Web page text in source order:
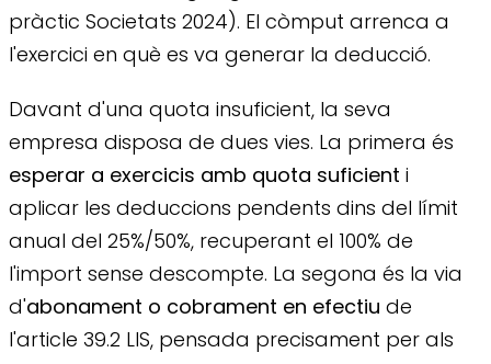
pràctic Societats 2024). El còmput arrenca a
l'exercici en què es va generar la deducció.
Davant d'una quota insuficient, la seva
empresa disposa de dues vies. La primera és
esperar a exercicis amb quota suficient i
aplicar les deduccions pendents dins del límit
anual del 25%/50%, recuperant el 100% de
l'import sense descompte. La segona és la via
d'abonament o cobrament en efectiu de
l'article 39.2 LIS, pensada precisament per als